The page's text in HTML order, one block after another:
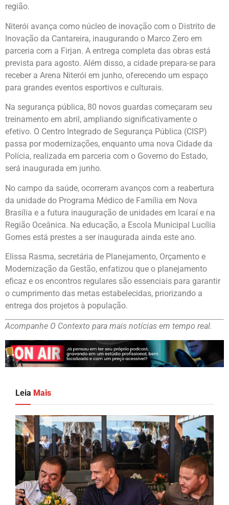
região.
Niterói avança como núcleo de inovação com o Distrito de
Inovação da Cantareira, inaugurando o Marco Zero em
parceria com a Firjan. A entrega completa das obras está
prevista para agosto. Além disso, a cidade prepara-se para
receber a Arena Niterói em junho, oferecendo um espaço
para grandes eventos esportivos e culturais.
Na segurança pública, 80 novos guardas começaram seu
treinamento em abril, ampliando significativamente o
efetivo. O Centro Integrado de Segurança Pública (CISP)
passa por modernizações, enquanto uma nova Cidade da
Polícia, realizada em parceria com o Governo do Estado,
será inaugurada em junho.
No campo da saúde, ocorreram avanços com a reabertura
da unidade do Programa Médico de Família em Nova
Brasília e a futura inauguração de unidades em Icaraí e na
Região Oceânica. Na educação, a Escola Municipal Lucília
Gomes está prestes a ser inaugurada ainda este ano.
Elissa Rasma, secretária de Planejamento, Orçamento e
Modernização da Gestão, enfatizou que o planejamento
eficaz e os encontros regulares são essenciais para garantir
o cumprimento das metas estabelecidas, priorizando a
entrega dos projetos à população.
Acompanhe O Contexto para mais notícias em tempo real.
Leia Mais